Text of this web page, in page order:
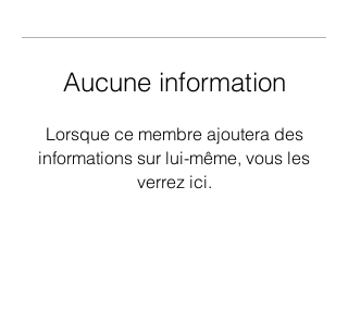
Aucune information
Lorsque ce membre ajoutera des
informations sur lui-même, vous les
verrez ici.